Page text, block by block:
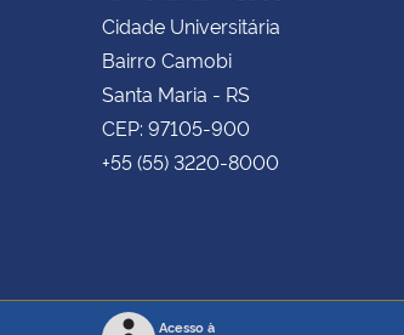
Cidade Universitária
Bairro Camobi
Santa Maria - RS
CEP: 97105-900
+55 (55) 3220-8000
Acesso à